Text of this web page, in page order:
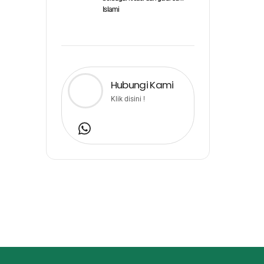
Islami
Hubungi Kami
Klik disini !